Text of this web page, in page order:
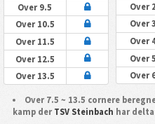
Over 9.5
Over 10.5
Over 11.5
Over 12.5
Over 13.5
Over
Over
Over
Over
Over
Over 7.5 ~ 13.5 cornere
kamp der TSV Steinbach har